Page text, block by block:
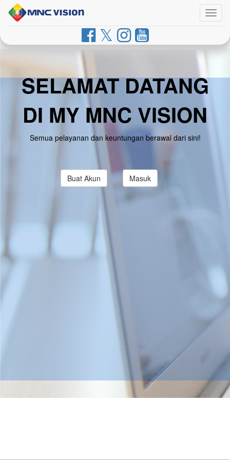
SELAMAT DATANG
DI MY MNC VISION
Semua pelayanan dan keuntungan berawal dari sini!
Buat Akun Masuk